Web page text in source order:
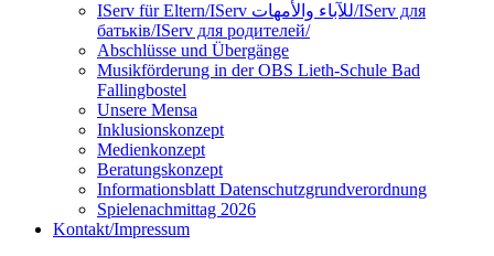
IServ für Eltern/IServ للآباء والأمهات/IServ для
батьків/IServ для родителей/
Abschlüsse und Übergänge
Musikförderung in der OBS Lieth-Schule Bad
Fallingbostel
Unsere Mensa
Inklusionskonzept
Medienkonzept
Beratungskonzept
Informationsblatt Datenschutzgrundverordnung
Spielenachmittag 2026
Kontakt/Impressum